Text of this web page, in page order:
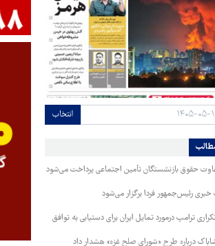
انتخاب
حقوق بازنشستگان تأمین اجتماعی پرداخت می‌شود
رئیس‌جمهور فردا برگزار می‌شود
ترامپ درمورد تمایل ایران برای دستیابی به توافق
درباره طرح «شورای صلح غزه» هشدار داد